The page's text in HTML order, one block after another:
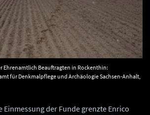
Ehrenamtlich Beauftragten in Rockenthin:
für Denkmalpflege und Archäologie Sachsen-Anhalt,
Einmessung der Funde grenzte Enrico